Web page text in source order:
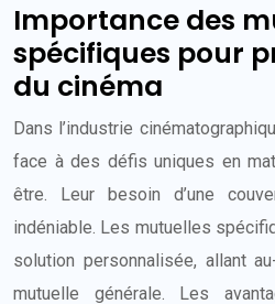
Importance des
spécifiques pour
du cinéma
Dans l’industrie
face à des défis uniques en
être. Leur besoin d’une
indéniable. Les mutuelles
solution personnalisée, allant
mutuelle générale. Les